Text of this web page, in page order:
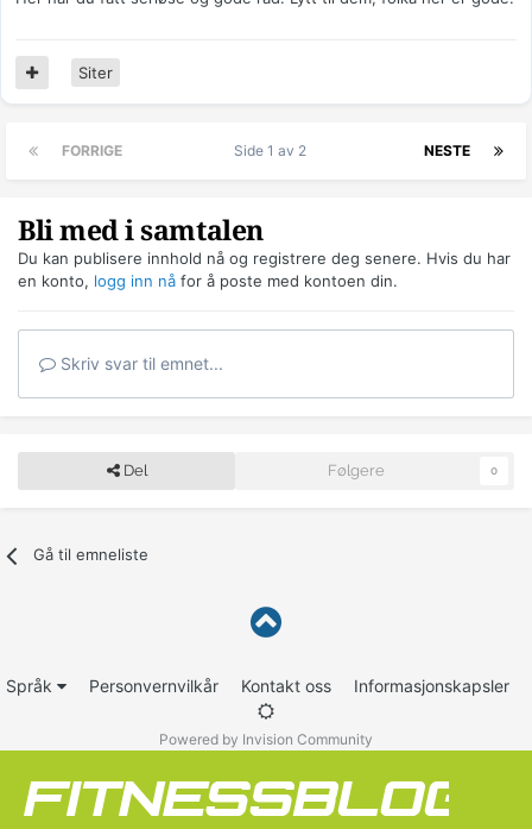
Siter
FORRIGE NESTE
Side 1 av 2
Bli med i samtalen
Du kan publisere innhold nå og registrere deg senere. Hvis du har
en konto, logg inn nå for å poste med kontoen din.
Skriv svar til emnet...
Del Følgere 0
Gå til emneliste
Språk Personvernvilkår Kontakt oss Informasjonskapsler
Powered by Invision Community